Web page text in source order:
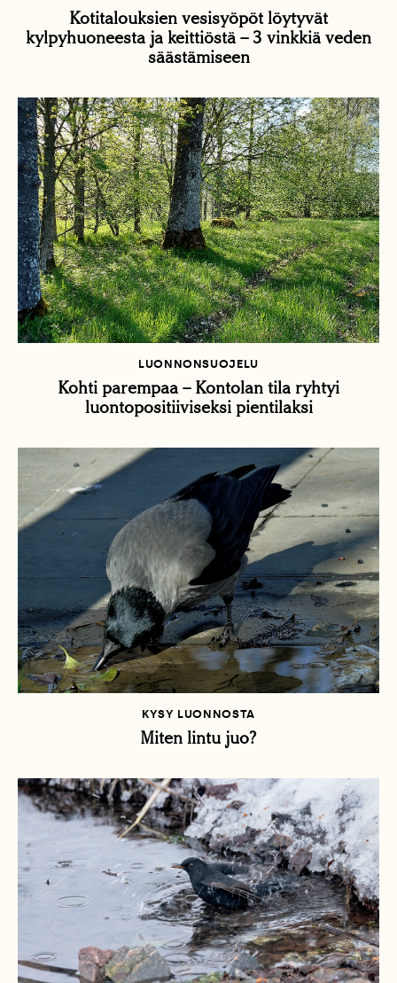
Kotitalouksien vesisyöpöt löytyvät
kylpyhuoneesta ja keittiöstä – 3 vinkkiä veden
säästämiseen
LUONNONSUOJELU
Kohti parempaa – Kontolan tila ryhtyi
luontopositiiviseksi pientilaksi
KYSY LUONNOSTA
Miten lintu juo?